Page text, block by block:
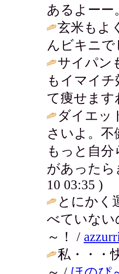
あるよーー
玄米もよ
んビキニで
サイパン
もイマイ
て痩せま
ダイエッ
さいよ。
もっと自
があったら
10 03:35 )
とにかく
べていな
～！ / azzurri
私・・・